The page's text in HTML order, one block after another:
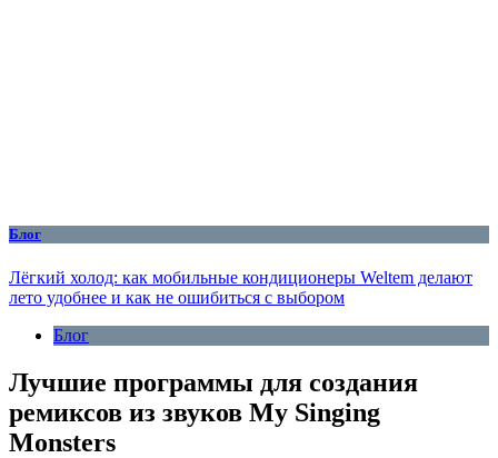
Блог
Лёгкий холод: как мобильные кондиционеры Weltem делают
лето удобнее и как не ошибиться с выбором
Блог
Лучшие программы для создания
ремиксов из звуков My Singing
Monsters